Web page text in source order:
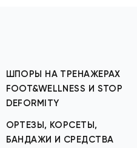
ШПОРЫ НА ТРЕНАЖЕРАХ
FOOT&WELLNESS И STOP
DEFORMITY
ОРТЕЗЫ, КОРСЕТЫ,
БАНДАЖИ И СРЕДСТВА